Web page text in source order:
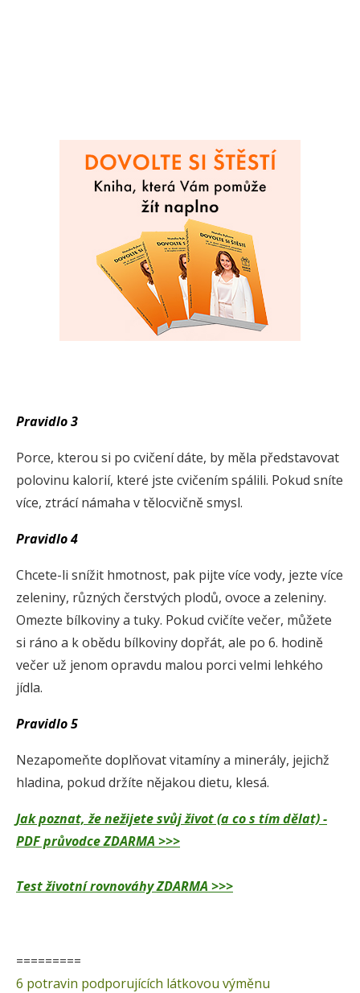
Pravidlo 3
Porce, kterou si po cvičení dáte, by měla představovat
polovinu kalorií, které jste cvičením spálili. Pokud sníte
více, ztrácí námaha v tělocvičně smysl.
Pravidlo 4
Chcete-li snížit hmotnost, pak pijte více vody, jezte více
zeleniny, různých čerstvých plodů, ovoce a zeleniny.
Omezte bílkoviny a tuky. Pokud cvičíte večer, můžete
si ráno a k obědu bílkoviny dopřát, ale po 6. hodině
večer už jenom opravdu malou porci velmi lehkého
jídla.
Pravidlo 5
Nezapomeňte doplňovat vitamíny a minerály, jejichž
hladina, pokud držíte nějakou dietu, klesá.
Jak poznat, že nežijete svůj život (a co s tím dělat) -
PDF průvodce ZDARMA >>>
Test životní rovnováhy ZDARMA >>>
=========
6 potravin podporujících látkovou výměnu